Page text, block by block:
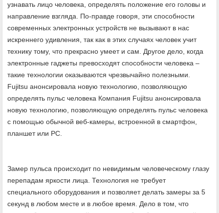
узнавать лицо человека, определять положение его головы и
направление взгляда. По-правде говоря, эти способности
современных электронных устройств не вызывают в нас
искреннего удивления, так как в этих случаях человек учит
технику тому, что прекрасно умеет и сам. Другое дело, когда
электронные гаджеты превосходят способности человека –
такие технологии оказываются чрезвычайно полезными.
Fujitsu анонсировала новую технологию, позволяющую
определять пульс человека Компания Fujitsu анонсировала
новую технологию, позволяющую определять пульс человека
с помощью обычной веб-камеры, встроенной в смартфон,
планшет или PC.
Замер пульса происходит по невидимым человеческому глазу
перепадам яркости лица. Технология не требует
специального оборудования и позволяет делать замеры за 5
секунд в любом месте и в любое время. Дело в том, что